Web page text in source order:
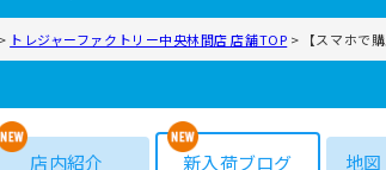
> トレジャーファクトリー中央林間店 店舗TOP > 【スマホで
店内紹介 新入荷ブログ 地